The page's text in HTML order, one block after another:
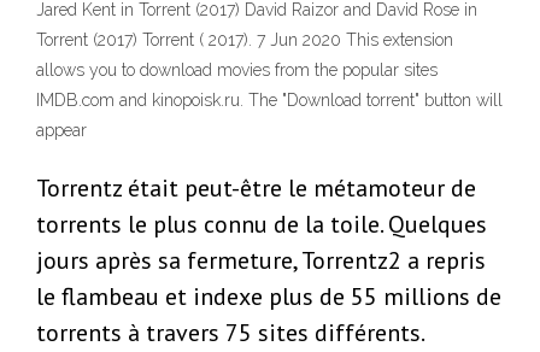
Jared Kent in Torrent (2017) David Raizor and David Rose in
Torrent (2017) Torrent ( 2017). 7 Jun 2020 This extension
allows you to download movies from the popular sites
IMDB.com and kinopoisk.ru. The "Download torrent" button will
appear
Torrentz était peut-être le métamoteur de
torrents le plus connu de la toile. Quelques
jours après sa fermeture, Torrentz2 a repris
le flambeau et indexe plus de 55 millions de
torrents à travers 75 sites différents.